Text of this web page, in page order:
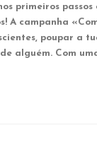
primeiros passos
A campanha
poupar a
alguém. Com